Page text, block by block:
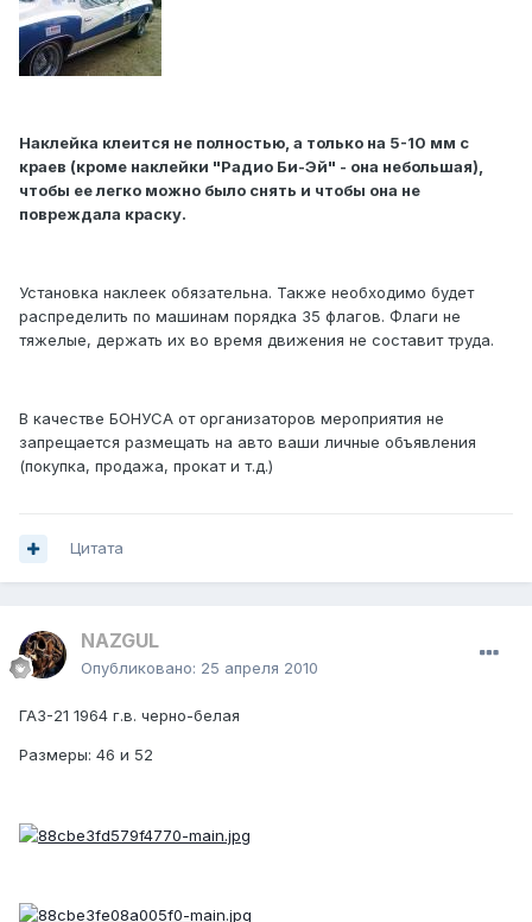
Наклейка клеится не полностью, а только на 5-10 мм с
краев (кроме наклейки "Радио Би-Эй" - она небольшая),
чтобы ее легко можно было снять и чтобы она не
повреждала краску.
Установка наклеек обязательна. Также необходимо будет
распределить по машинам порядка 35 флагов. Флаги не
тяжелые, держать их во время движения не составит труда.
В качестве БОНУСА от организаторов мероприятия не
запрещается размещать на авто ваши личные объявления
(покупка, продажа, прокат и т.д.)
Цитата
NAZGUL
Опубликовано: 25 апреля 2010
ГАЗ-21 1964 г.в. черно-белая
Размеры: 46 и 52